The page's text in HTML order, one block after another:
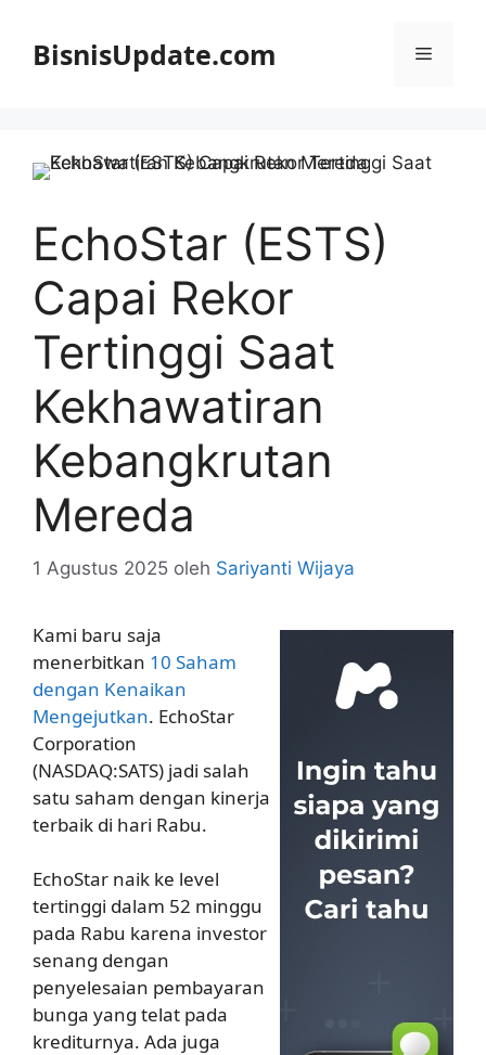
BisnisUpdate.com Menu
EchoStar (ESTS)
Capai Rekor
Tertinggi Saat
Kekhawatiran
Kebangkrutan
Mereda
1 Agustus 2025 oleh Sariyanti Wijaya
Kami baru saja
menerbitkan 10 Saham
dengan Kenaikan
Mengejutkan. EchoStar
Corporation
(NASDAQ:SATS) jadi salah
satu saham dengan kinerja
terbaik di hari Rabu.
EchoStar naik ke level
tertinggi dalam 52 minggu
pada Rabu karena investor
senang dengan
penyelesaian pembayaran
bunga yang telat pada
krediturnya. Ada juga